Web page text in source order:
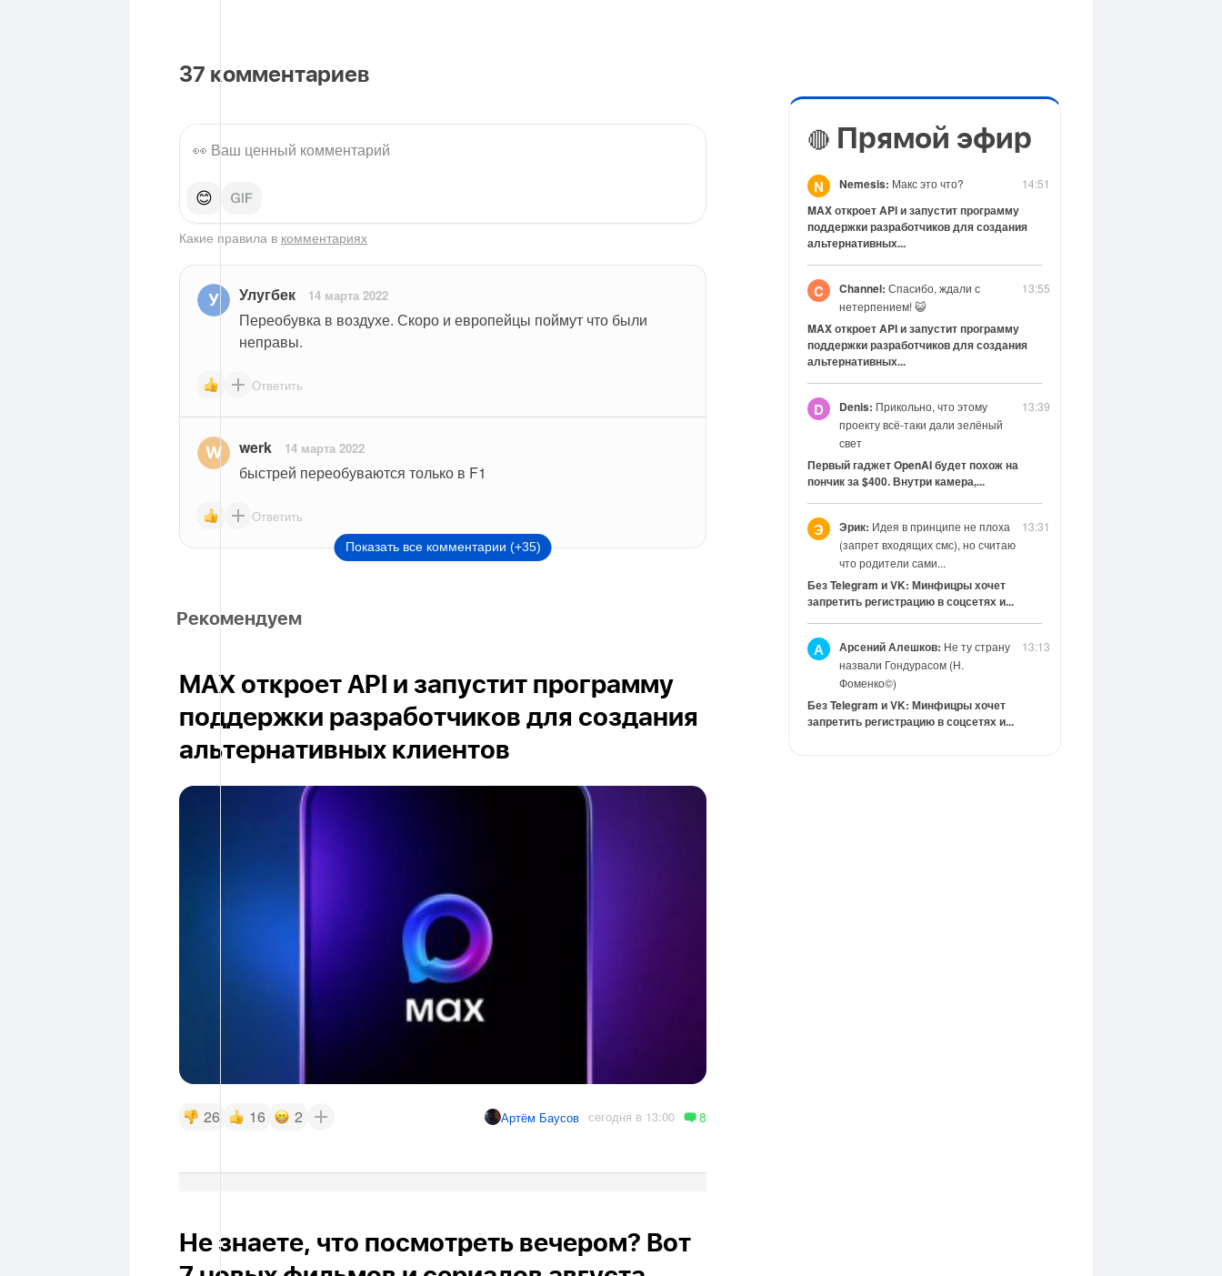
37 комментариев
😊
Какие правила в комментариях
Улугбек 14 марта 2022
Переобувка в воздухе. Скоро и европейцы поймут что были
неправы.
Ответить
werk 14 марта 2022
быстрей переобуваются только в F1
Ответить
Показать все комментарии (+35)
Рекомендуем
MAX откроет API и запустит программу
поддержки разработчиков для создания
альтернативных клиентов
26 16 2 Артём Баусов сегодня в 13:00 8
Не знаете, что посмотреть вечером? Вот
🔴 Прямой эфир
14:51
N Nemesis: Макс это что?
MAX откроет API и запустит программу
поддержки разработчиков для создания
альтернативных...
13:55
C Channel: Спасибо, ждали с
нетерпением! 😺
MAX откроет API и запустит программу
поддержки разработчиков для создания
альтернативных...
13:39
D Denis: Прикольно, что этому
проекту всё-таки дали зелёный
свет
Первый гаджет OpenAI будет похож на
пончик за $400. Внутри камера,...
13:31
Э Эрик: Идея в принципе не плоха
(запрет входящих смс), но считаю
что родители сами...
Без Telegram и VK: Минфицры хочет
запретить регистрацию в соцсетях и...
13:13
А Арсений Алешков: Не ту страну
назвали Гондурасом (Н.
Фоменко©)
Без Telegram и VK: Минфицры хочет
запретить регистрацию в соцсетях и...